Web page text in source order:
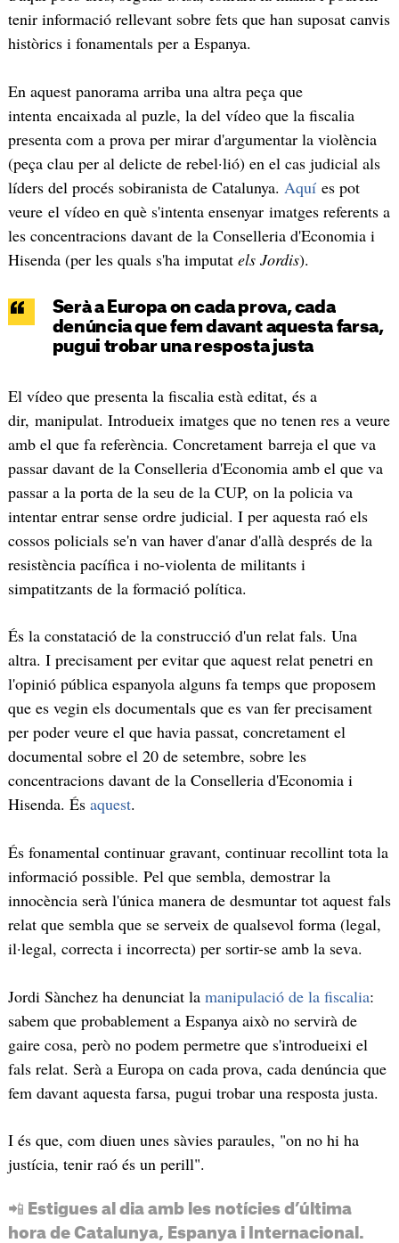
tenir informació rellevant sobre fets que han suposat canvis
històrics i fonamentals per a Espanya.
En aquest panorama arriba una altra peça que
intenta encaixada al puzle, la del vídeo que la fiscalia
presenta com a prova per mirar d'argumentar la violència
(peça clau per al delicte de rebel·lió) en el cas judicial als
líders del procés sobiranista de Catalunya. Aquíes pot
veure el vídeo en què s'intenta ensenyar imatges referents a
les concentracions davant de la Conselleria d'Economia i
Hisenda (per les quals s'ha imputat els Jordis).
Serà a Europa on cada prova, cada
denúncia que fem davant aquesta farsa,
pugui trobar una resposta justa
El vídeo que presenta la fiscalia està editat, és a
dir, manipulat. Introdueix imatges que no tenen res a veure
amb el que fa referència. Concretament barreja el que va
passar davant de la Conselleria d'Economia amb el que va
passar a la porta de la seu de la CUP, on la policia va
intentar entrar sense ordre judicial. I per aquesta raó els
cossos policials se'n van haver d'anar d'allà després de la
resistència pacífica i no-violenta de militants i
simpatitzants de la formació política.
És la constatació de la construcció d'un relat fals. Una
altra. I precisament per evitar que aquest relat penetri en
l'opinió pública espanyola alguns fa temps que proposem
que es vegin els documentals que es van fer precisament
per poder veure el que havia passat, concretament el
documental sobre el 20 de setembre, sobre les
concentracions davant de la Conselleria d'Economia i
Hisenda. És aquest.
És fonamental continuar gravant, continuar recollint tota la
informació possible. Pel que sembla, demostrar la
innocència serà l'única manera de desmuntar tot aquest fals
relat que sembla que se serveix de qualsevol forma (legal,
il·legal, correcta i incorrecta) per sortir-se amb la seva.
Jordi Sànchez ha denunciat la manipulació de la fiscalia:
sabem que probablement a Espanya això no servirà de
gaire cosa, però no podem permetre que s'introdueixi el
fals relat. Serà a Europa on cada prova, cada denúncia que
fem davant aquesta farsa, pugui trobar una resposta justa.
I és que, com diuen unes sàvies paraules, "on no hi ha
justícia, tenir raó és un perill".
📲 Estigues al dia amb les notícies d’última
hora de Catalunya, Espanya i Internacional.